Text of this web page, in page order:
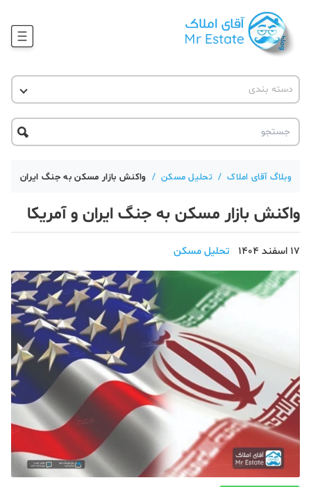
آموزش املاک
حقوقی
آکادمی
دسته بندی
آقای مشاور املاک
آکادمی آقای املاک
آموزش املاک
آموزش پلتفرم آقای املاک
اخبار مسکن
دانستنی
صنعت ساختمان
محله گردی
معماری
ملکی
همایش و نمایشگاه
وبلاگ آقای املاک / تحلیل مسکن / واکنش بازار مسکن به جنگ ایران و
واکنش بازار مسکن به جنگ ایران و آمریکا
17 اسفند 1404 تحلیل مسکن